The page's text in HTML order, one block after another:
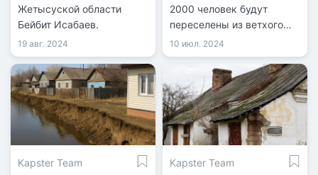
Жетысуской области
Бейбит Исабаев.
19 авг. 2024
жилья
2000 человек будут
переселены из ветхого
жилья в Алматы.
10 июл. 2024
Kapster Team
Kapster Team